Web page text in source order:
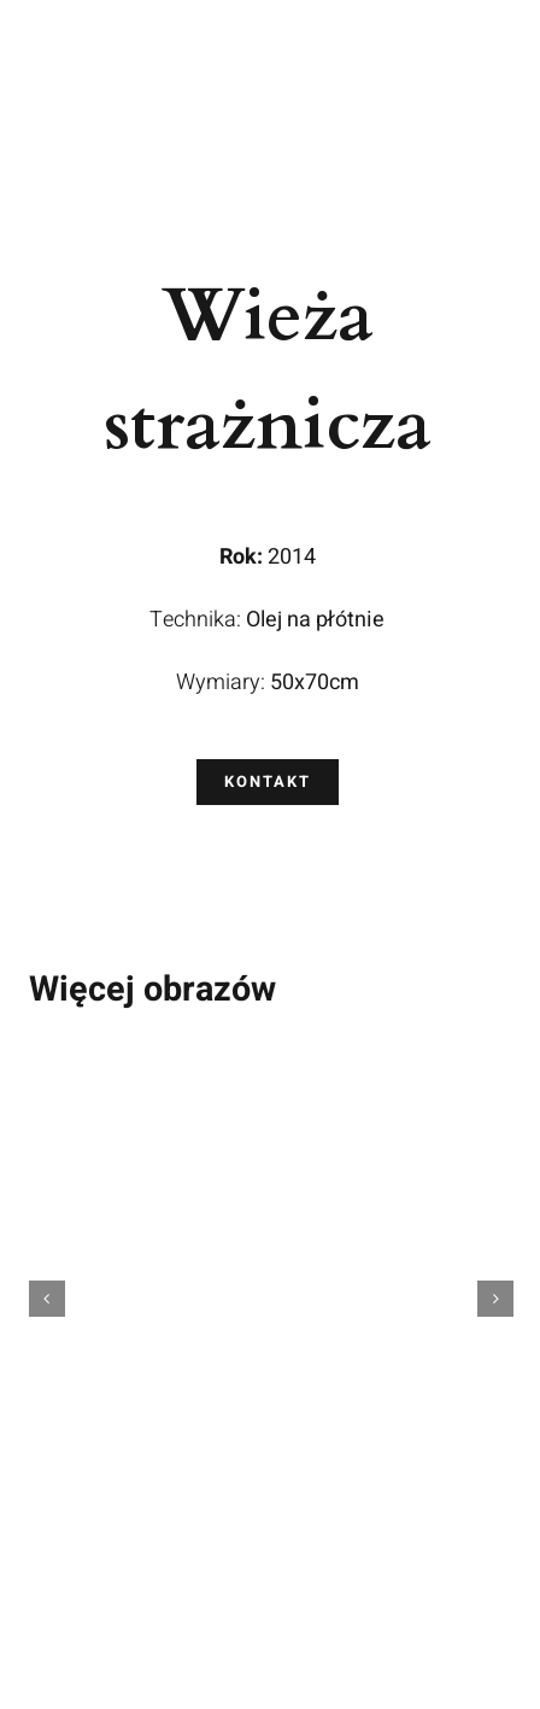
Wieża
strażnicza
Rok:2014
Technika: Olej na płótnie
Wymiary: 50x70cm
KONTAKT
Więcej obrazów